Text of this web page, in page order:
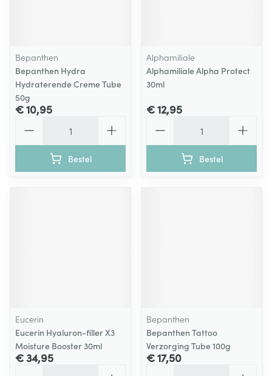
Bepanthen
Bepanthen Hydra
Hydraterende Creme Tube
50g
€ 10,95
Bestel
Alphamiliale
Alphamiliale Alpha Protect
30ml
€ 12,95
Bestel
Eucerin
Eucerin Hyaluron-filler X3
Moisture Booster 30ml
€ 34,95
Bepanthen
Bepanthen Tattoo
Verzorging Tube 100g
€ 17,50